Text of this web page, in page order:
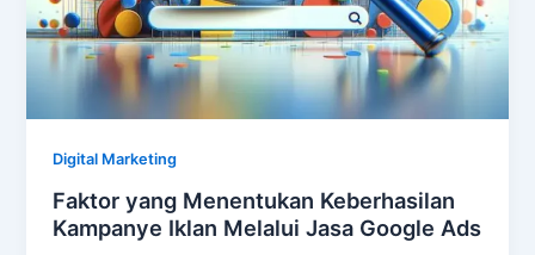
Digital Marketing
Faktor yang Menentukan Keberhasilan
Kampanye Iklan Melalui Jasa Google Ads